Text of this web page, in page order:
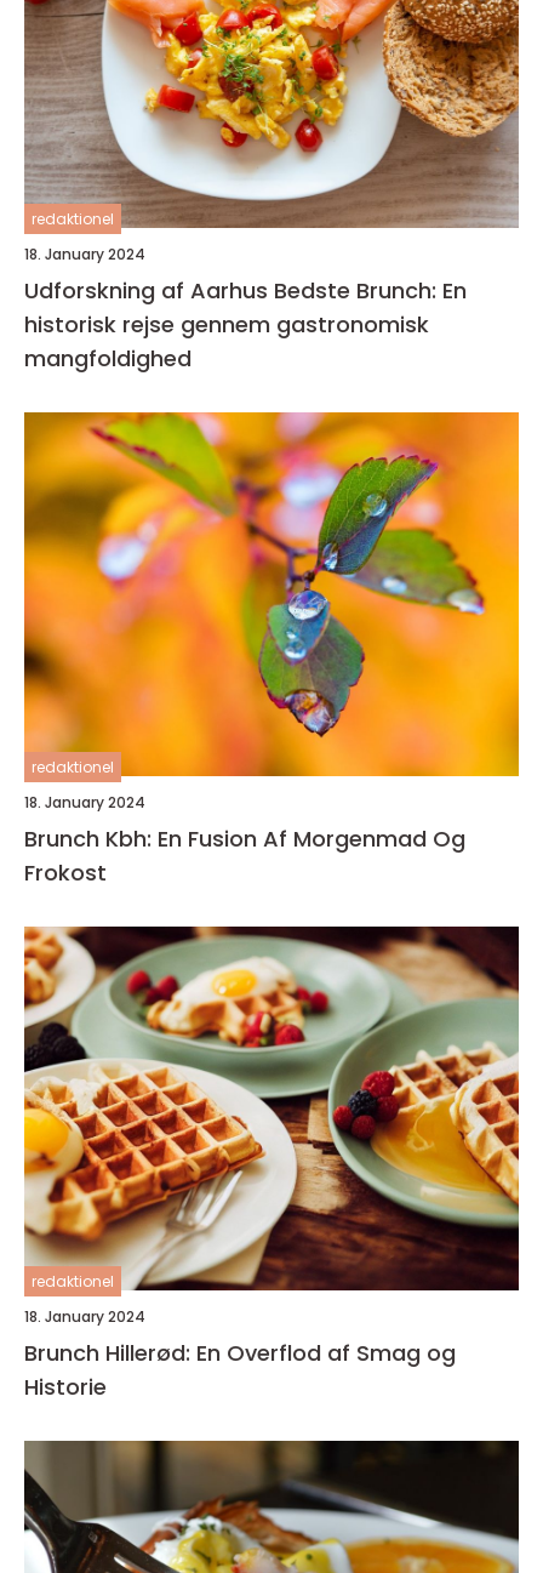
redaktionel
18. January 2024
Udforskning af Aarhus Bedste Brunch: En
historisk rejse gennem gastronomisk
mangfoldighed
redaktionel
18. January 2024
Brunch Kbh: En Fusion Af Morgenmad Og
Frokost
redaktionel
18. January 2024
Brunch Hillerød: En Overflod af Smag og
Historie